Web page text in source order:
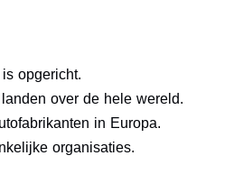
opgericht.
over de hele wereld.
in Europa.
organisaties.